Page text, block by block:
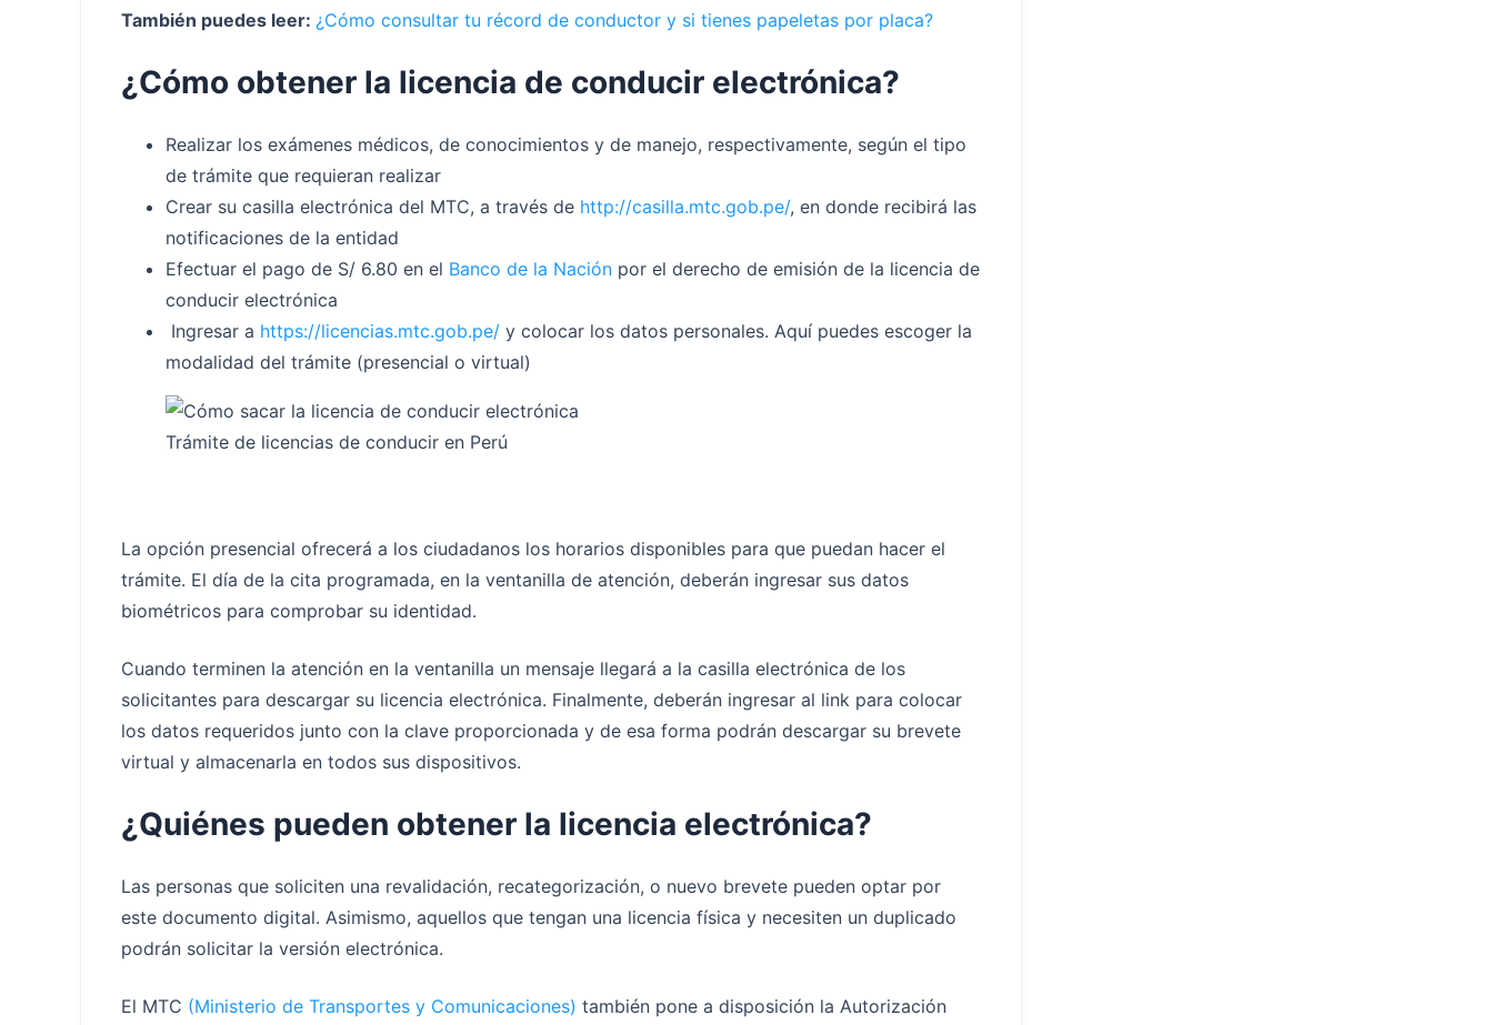
También puedes leer: ¿Cómo consultar tu récord de conductor y si tienes papeletas por placa?
¿Cómo obtener la licencia de conducir electrónica?
Realizar los exámenes médicos, de conocimientos y de manejo, respectivamente, según el tipo
de trámite que requieran realizar
Crear su casilla electrónica del MTC, a través de http://casilla.mtc.gob.pe/, en donde recibirá las
notificaciones de la entidad
Efectuar el pago de S/ 6.80 en el Banco de la Nación por el derecho de emisión de la licencia de
conducir electrónica
Ingresar a https://licencias.mtc.gob.pe/ y colocar los datos personales. Aquí puedes escoger la
modalidad del trámite (presencial o virtual)
Trámite de licencias de conducir en Perú
La opción presencial ofrecerá a los ciudadanos los horarios disponibles para que puedan hacer el
trámite. El día de la cita programada, en la ventanilla de atención, deberán ingresar sus datos
biométricos para comprobar su identidad.
Cuando terminen la atención en la ventanilla un mensaje llegará a la casilla electrónica de los
solicitantes para descargar su licencia electrónica. Finalmente, deberán ingresar al link para colocar
los datos requeridos junto con la clave proporcionada y de esa forma podrán descargar su brevete
virtual y almacenarla en todos sus dispositivos.
¿Quiénes pueden obtener la licencia electrónica?
Las personas que soliciten una revalidación, recategorización, o nuevo brevete pueden optar por
este documento digital. Asimismo, aquellos que tengan una licencia física y necesiten un duplicado
podrán solicitar la versión electrónica.
El MTC (Ministerio de Transportes y Comunicaciones) también pone a disposición la Autorización